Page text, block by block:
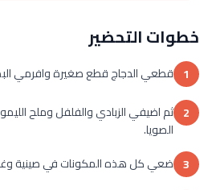
خطوات التحضير
1 قطعي الدجاج قطع صغيرة وافرمي
2 ثم اضيفي الزبادي والفلفل وملح
الصويا.
3 ضعي كل هذه المكونات في صينية